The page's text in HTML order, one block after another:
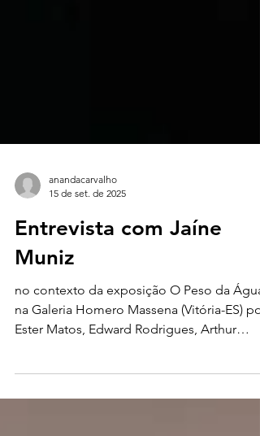
15 de set. de 2025
Entrevista com Jaíne
Muniz
no contexto da exposição O Peso da Água
na Galeria Homero Massena (Vitória-ES) por
Nunes e Thiago Choas